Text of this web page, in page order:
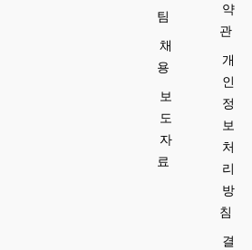
팀
채
용
보
도
자
료
약
관
개
인
정
보
처
리
방
침
결